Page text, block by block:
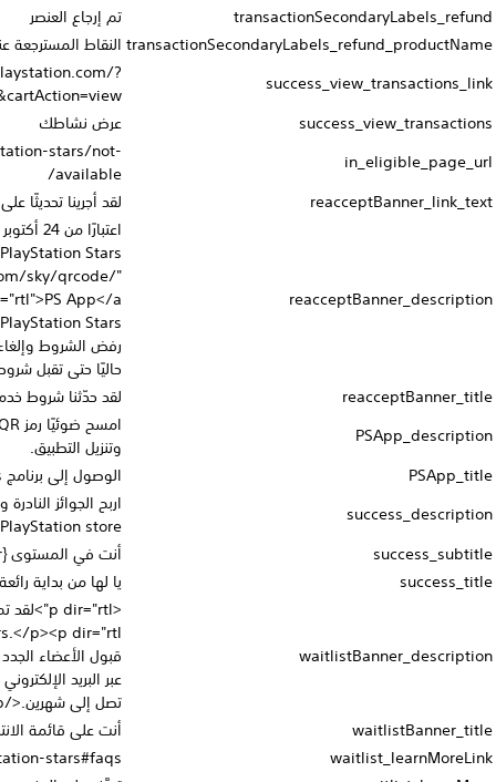
تم إرجاع العنصر
النقاط المسترجعة عند استرجاع {productName}
transactAction=viewTransactionHistory&cartAction=view
عرض نشاطك
https://www.playstation.com/playstation-stars/not-
available/
لقد أجرينا تحديثًا على شروط خدمة PlayStation Stars
اعتبارًا من 24 أكتوبر 2024، يجب عليك تسجيل الدخول إلى
href="https://store.playstation.com/sky/qrcode/"
rel="noreferrer" dir="rtl">PS App</a> وإما قبول شروط خدمة
PlayStation Stars المحدّثة لتكون عضوًا في PlayStation Stars أو
رفض الشروط وإلغاء عضويتك. وإن لم تحدد أي خيار، فلن تُعتبر عضوًا
لقد حدّثنا شروط خدمة PlayStation Stars
امسح ضوئيًا رمز QR التالي باستخدام كاميرا جهازك الجوال لفتح المتجر
وتنزيل التطبيق.
الوصول إلى برنامج PlayStation Stars على تطبيق PS App.
اربح الجوائز النادرة وفائقة الندرة، واشترِ الألعاب الكاملة على متجر
PlayStation store لرفع مستوى حالتك.
أنت في المستوى {number}
يا لها من بداية رائعة!
<p dir="rtl">لقد تم إضافتك إلى قائمة الانتظار في PlayStation
Stars.</p><p dir="rtl">نطلب منك أن تتحلى بالصبر قليلاً، حيث يُجرى
قبول الأعضاء الجدد باستمرار.</p><p dir="rtl">سنُرسل إليك إشعارًا
عبر البريد الإلكتروني عند إزالة اسمك من قائمة الانتظار خلال فترة قد
أنت على قائمة الانتظار!
https://www.playstation.com/playstation-stars#faqs